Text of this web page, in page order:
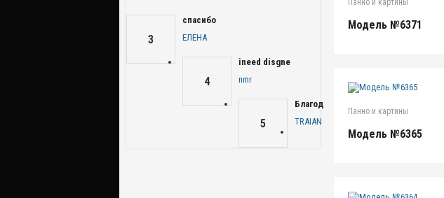
3
спасибо
ЕЛЕНА
4
ineed disgne
nmr
5
Благодаря
TRAIAN
Модель №6371
Панно и картины
Модель №6365